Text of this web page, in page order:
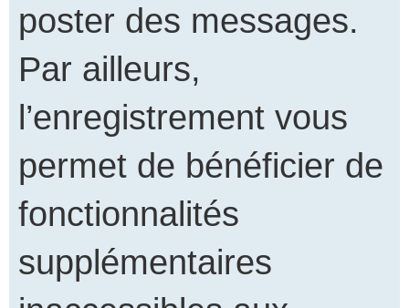
poster des messages.
Par ailleurs,
l’enregistrement vous
permet de bénéficier de
fonctionnalités
supplémentaires